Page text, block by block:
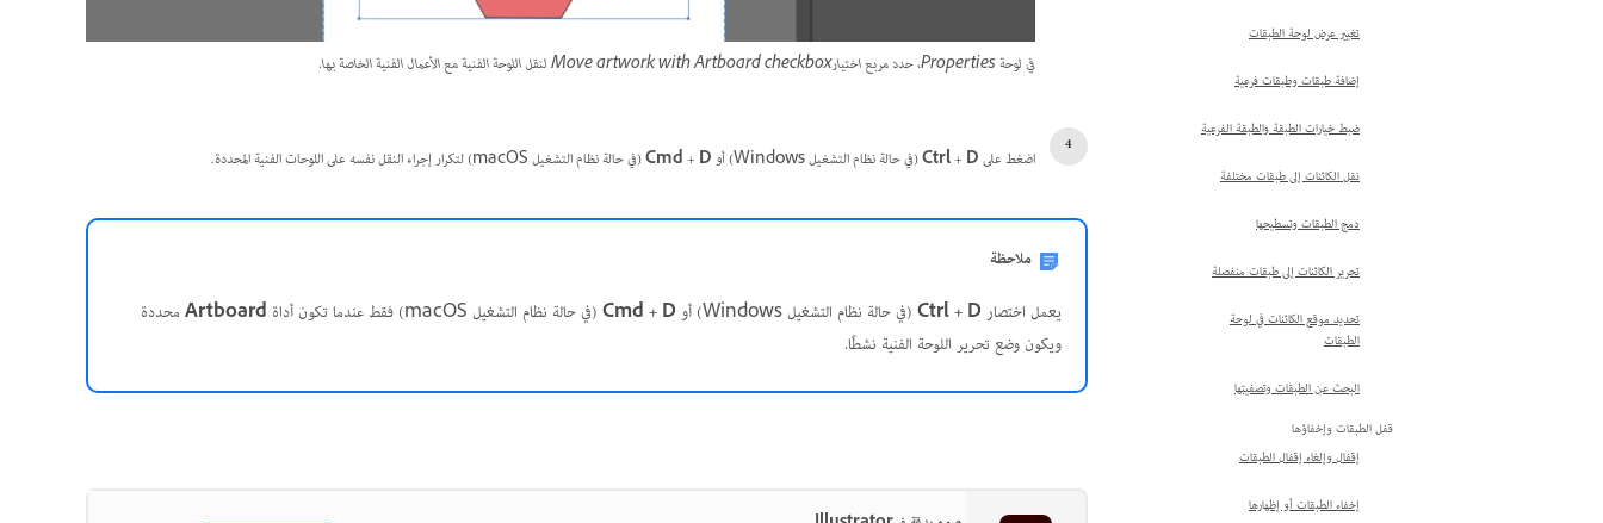
تغيير عرض لوحة الطبقات
إضافة طبقات وطبقات فرعية
ضبط خيارات الطبقة والطبقة الفرعية
نقل الكائنات إلى طبقات مختلفة
دمج الطبقات وتسطيحها
تحرير الكائنات إلى طبقات منفصلة
تحديد موقع الكائنات في لوحة
الطبقات
البحث عن الطبقات وتصفيتها
قفل الطبقات وإخفاؤها
إقفال وإلغاء إقفال الطبقات
إخفاء الطبقات أو إظهارها
في لوحة Properties، حدد مربع اختيارMove artwork with Artboard checkbox لنقل اللوحة الفنية مع الأعمال الفنية الخاصة بها.
اضغط على Ctrl+ D (في حالة نظام التشغيل Windows) أو Cmd+ D (في حالة نظام التشغيل macOS) لتكرار إجراء النقل نفسه على اللوحات الفنية المحددة.
ملاحظة
يعمل اختصارCtrl + D(في حالة نظام التشغيل Windows) أو Cmd + D(في حالة نظام التشغيل macOS) فقط عندما تكون أداة Artboardمحددة
ويكون وضع تحرير اللوحة الفنية نشطًا.